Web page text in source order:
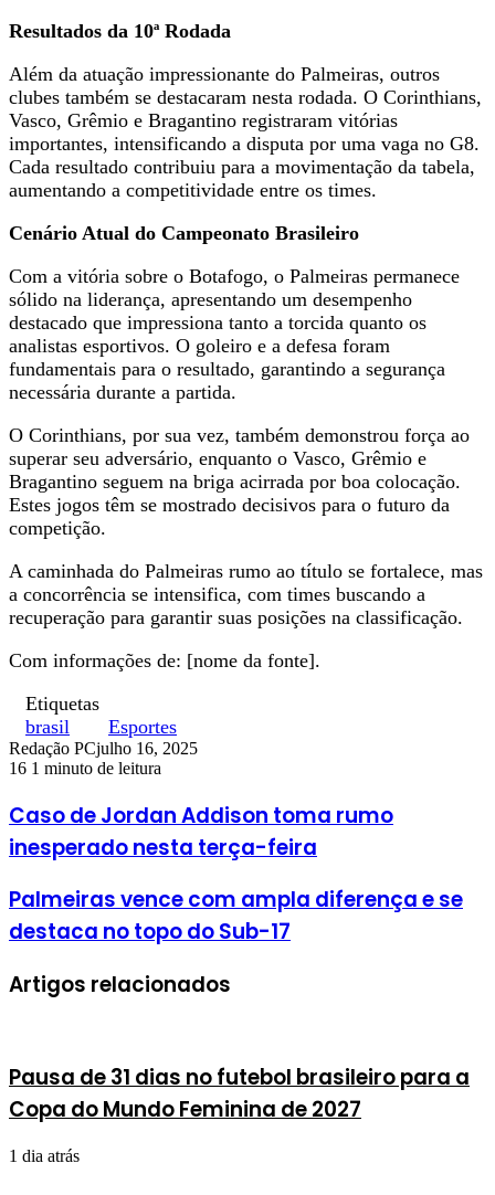
Resultados da 10ª Rodada
Além da atuação impressionante do Palmeiras, outros
clubes também se destacaram nesta rodada. O Corinthians,
Vasco, Grêmio e Bragantino registraram vitórias
importantes, intensificando a disputa por uma vaga no G8.
Cada resultado contribuiu para a movimentação da tabela,
aumentando a competitividade entre os times.
Cenário Atual do Campeonato Brasileiro
Com a vitória sobre o Botafogo, o Palmeiras permanece
sólido na liderança, apresentando um desempenho
destacado que impressiona tanto a torcida quanto os
analistas esportivos. O goleiro e a defesa foram
fundamentais para o resultado, garantindo a segurança
necessária durante a partida.
O Corinthians, por sua vez, também demonstrou força ao
superar seu adversário, enquanto o Vasco, Grêmio e
Bragantino seguem na briga acirrada por boa colocação.
Estes jogos têm se mostrado decisivos para o futuro da
competição.
A caminhada do Palmeiras rumo ao título se fortalece, mas
a concorrência se intensifica, com times buscando a
recuperação para garantir suas posições na classificação.
Com informações de: [nome da fonte].
Etiquetas
brasil
Esportes
Redação PCjulho 16, 2025
16 1 minuto de leitura
Caso de Jordan Addison toma rumo
inesperado nesta terça-feira
Palmeiras vence com ampla diferença e se
destaca no topo do Sub-17
Artigos relacionados
Pausa de 31 dias no futebol brasileiro para a
Copa do Mundo Feminina de 2027
1 dia atrás